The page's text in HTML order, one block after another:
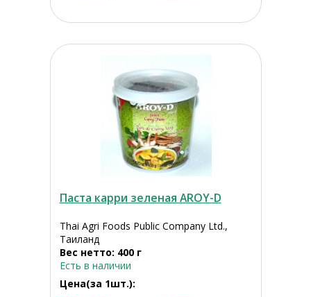
Паста карри зеленая AROY-D
Thai Agri Foods Public Company Ltd.,
Таиланд
Вес нетто: 400 г
Есть в наличии
Цена(за 1шт.):